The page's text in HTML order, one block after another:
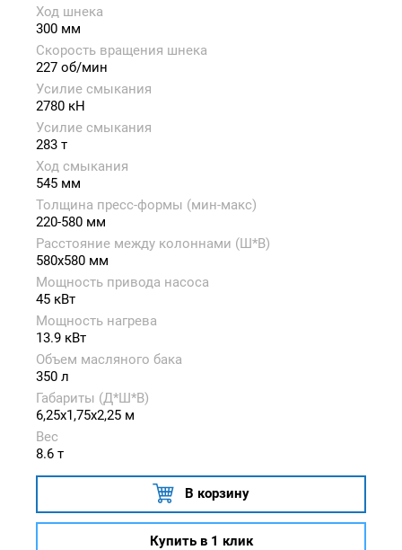
Ход шнека
300 мм
Скорость вращения шнека
227 об/мин
Усилие смыкания
2780 кН
Усилие смыкания
283 т
Ход смыкания
545 мм
Толщина пресс-формы (мин-макс)
220-580 мм
Расстояние между колоннами (Ш*В)
580x580 мм
Мощность привода насоса
45 кВт
Мощность нагрева
13.9 кВт
Объем масляного бака
350 л
Габариты (Д*Ш*В)
6,25x1,75x2,25 м
Вес
8.6 т
В корзину
Купить в 1 клик